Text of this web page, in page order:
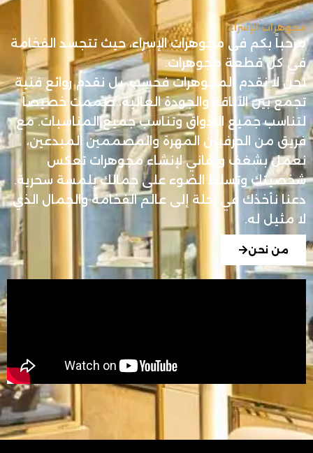
مجوهرات الإسراء
مرحباً بكم في مجوهرات الإسراء، حيث تتجسد الفخامة
في كل قطعة مجوهرات.
نحن لا نقدم المجوهرات فحسب، بل نقدم روائع فنية
تجمع بين الأناقة والجودة العالية، صممت خصيصاً
لتناسب جميع الأذواق وتناسب جميع المناسبات. مع
فريق من الحرفيين المهرة والمصممين المبدعين،
نعمل بشغف وتفاني لإنشاء مجوهرات تعكس
شخصيتك وتسلط الضوء على جمالك بلمسة سحرية.
دعنا نأخذك في رحلة إلى عالم الفخامة والجمال الذي
لا مثيل له.
من نحن